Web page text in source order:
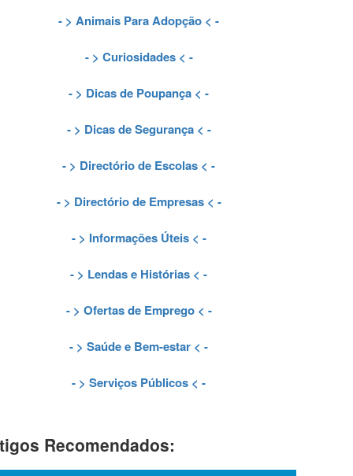
- > Animais Para Adopção < -
- > Curiosidades< -
- > Dicas de Poupança < -
- > Dicas de Segurança< -
- > Directório de Escolas < -
- > Directório de Empresas< -
- > Informações Úteis< -
- > Lendas e Histórias < -
- > Ofertas de Emprego< -
- > Saúde e Bem-estar < -
- > Serviços Públicos < -
Recomendados: